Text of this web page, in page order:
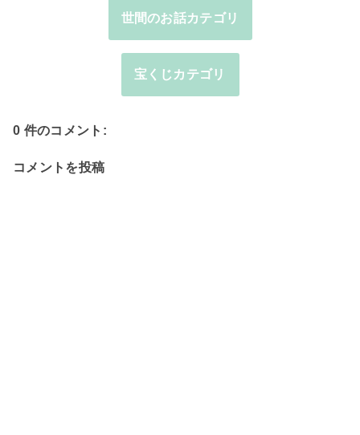
世間のお話カテゴリ
宝くじカテゴリ
0 件のコメント:
コメントを投稿